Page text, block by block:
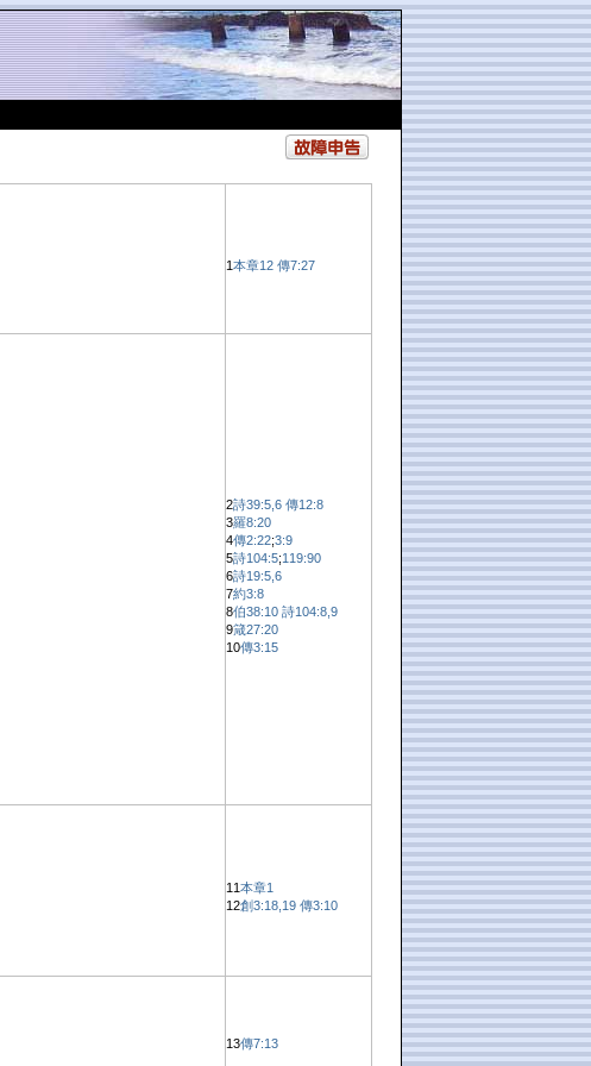
1本章12 傳7:27
2詩39:5,6 傳12:8
3羅8:20
4傳2:22;3:9
5詩104:5;119:90
6詩19:5,6
7約3:8
8伯38:10 詩104:8,9
9箴27:20
10傳3:15
11本章1
12創3:18,19 傳3:10
13傳7:13